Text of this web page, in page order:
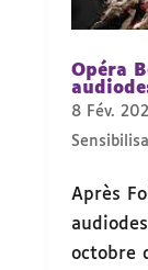
Opéra
8 Fév.
Après
octobre